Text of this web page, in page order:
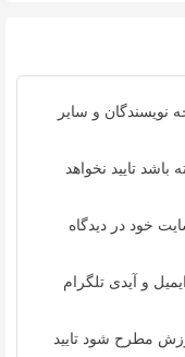
نویسندگان و سایر
باشد تایید نخواهد
خود در دیدگاه
و آیدی تلگرام
مطرح شود تایید